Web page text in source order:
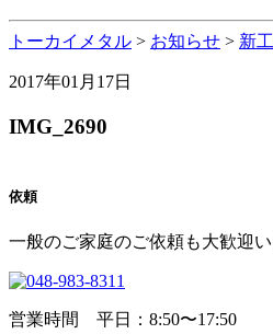
トーカイメタル > お知らせ > 新
2017年01月17日
IMG_2690
依頼
一般のご家庭のご依頼も大歓迎い
営業時間 平日：8:50〜17:50